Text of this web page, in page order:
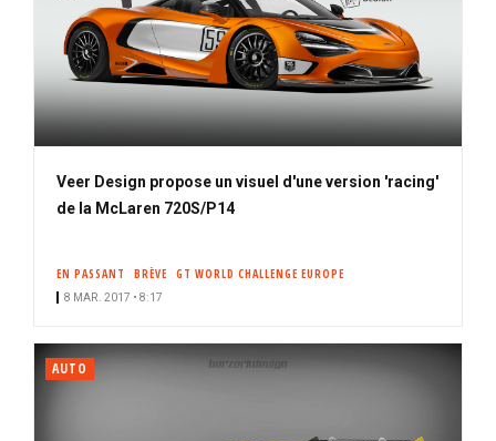
Veer Design propose un visuel d'une version 'racing'
de la McLaren 720S/P14
EN PASSANT BRÈVE GT WORLD CHALLENGE EUROPE
8 MAR. 2017 • 8:17
AUTO